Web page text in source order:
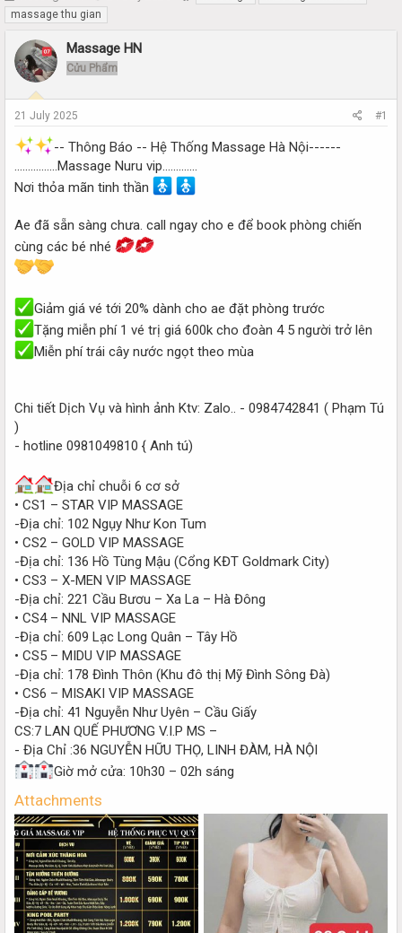
h
r
e
a
d
a
r
e
r
t
a
r
t
d
massage thu gian
Massage HN
Cửu Phẩm
21 July 2025 #1
-- Thông Báo -- Hệ Thống Massage Hà Nội------
................Massage Nuru vip.............
Nơi thỏa mãn tinh thần
Ae đã sẵn sàng chưa. call ngay cho e để book phòng chiến
cùng các bé nhé
Giảm giá vé tới 20% dành cho ae đặt phòng trước
Tặng miễn phí 1 vé trị giá 600k cho đoàn 4 5 người trở lên
Miễn phí trái cây nước ngọt theo mùa
Chi tiết Dịch Vụ và hình ảnh Ktv: Zalo.. - 0984742841 ( Phạm Tú
)
- hotline 0981049810 { Anh tú)
Địa chỉ chuỗi 6 cơ sở
• CS1 – STAR VIP MASSAGE
-Địa chỉ: 102 Ngụy Như Kon Tum
• CS2 – GOLD VIP MASSAGE
-Địa chỉ: 136 Hồ Tùng Mậu (Cổng KĐT Goldmark City)
• CS3 – X-MEN VIP MASSAGE
-Địa chỉ: 221 Cầu Bươu – Xa La – Hà Đông
• CS4 – NNL VIP MASSAGE
-Địa chỉ: 609 Lạc Long Quân – Tây Hồ
• CS5 – MIDU VIP MASSAGE
-Địa chỉ: 178 Đình Thôn (Khu đô thị Mỹ Đình Sông Đà)
• CS6 – MISAKI VIP MASSAGE
-Địa chỉ: 41 Nguyễn Như Uyên – Cầu Giấy
CS:7 LAN QUẾ PHƯƠNG V.I.P MS –
- Địa Chỉ :36 NGUYỄN HỮU THỌ, LINH ĐÀM, HÀ NỘI
Giờ mở cửa: 10h30 – 02h sáng
Attachments